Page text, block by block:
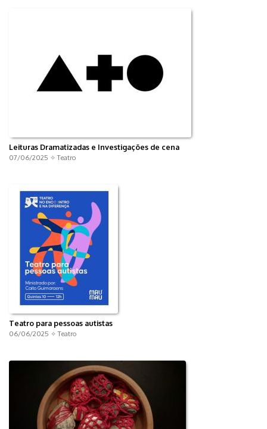
Leituras Dramatizadas e Investigações de cena
07/06/2025 ✧Teatro
Teatro para pessoas autistas
06/06/2025 ✧Teatro